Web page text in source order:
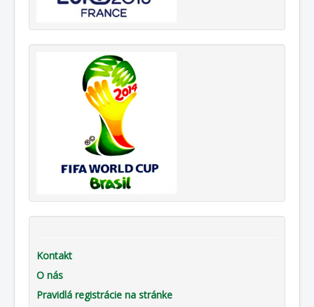
Kontakt
O nás
Pravidlá registrácie na stránke